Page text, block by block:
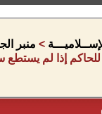
> منبر
إذا لم يستطع